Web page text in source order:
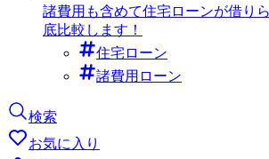
諸費用も含めて住宅ローンが借り
底比較します！
住宅ローン
諸費用ローン
検索
お気に入り